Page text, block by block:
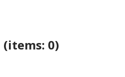
(items: 0)